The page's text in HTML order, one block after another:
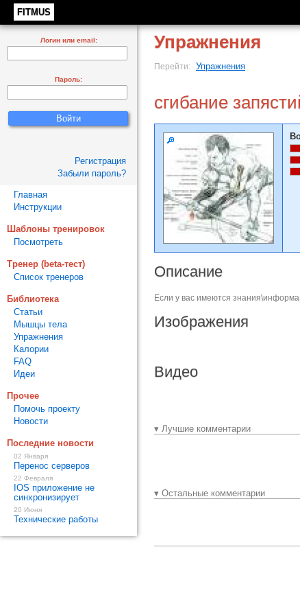
FITMUS
Упражнения
Перейти: Упражнения
сгибание
Описание
Если у вас имеются
Изображения
Видео
▾ Лучшие комментарии
▾ Остальные комментарии
Логин или email:
Пароль:
Регистрация
Забыли пароль?
Главная
Инструкции
Шаблоны тренировок
Посмотреть
Тренер (beta-тест)
Список тренеров
Библиотека
Статьи
Мышцы тела
Упражнения
Калории
FAQ
Идеи
Прочее
Помочь проекту
Новости
Последние новости
02 Января
Перенос серверов
22 Февраля
IOS приложение не
синхронизирует
20 Июня
Технические работы